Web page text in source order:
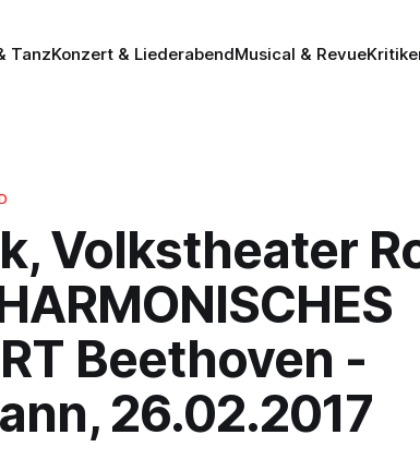
TanzKonzert & LiederabendMusical & Revue
Volkstheater
Beethoven -
26.02.2017